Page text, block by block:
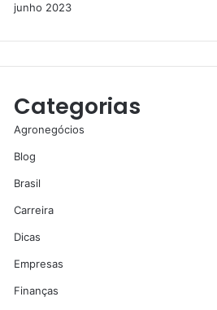
junho 2023
Categorias
Agronegócios
Blog
Brasil
Carreira
Dicas
Empresas
Finanças